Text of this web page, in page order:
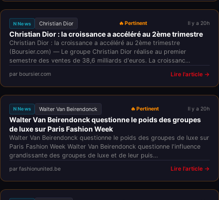
N News Christian Dior 🔥 Pertinent Il y a 20h
Christian Dior : la croissance a accéléré au 2ème trimestre
Christian Dior : la croissance a accéléré au 2ème trimestre
(Boursier.com) — Le groupe Christian Dior réalise au premier
semestre des ventes de 38,6 milliards d'euros. La croissanc…
par boursier.com Lire l'article →
N News Walter Van Beirendonck 🔥 Pertinent Il y a 20h
Walter Van Beirendonck questionne le poids des groupes
de luxe sur Paris Fashion Week
Walter Van Beirendonck questionne le poids des groupes de luxe sur
Paris Fashion Week Walter Van Beirendonck questionne l'influence
grandissante des groupes de luxe et de leur puis…
par fashionunited.be Lire l'article →